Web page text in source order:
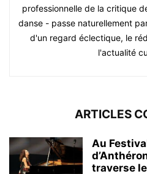
professionnelle de la critique
danse - passe naturellement
d'un regard éclectique, le
l'actualité
ARTICLES
Au
traverse